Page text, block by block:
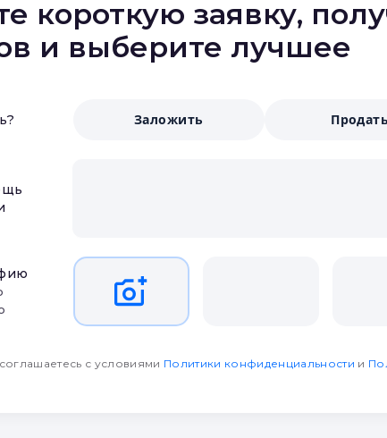
короткую заявку,
и выберите лучшее
Заложить Продать
с условиями Политики конфиденциальности и